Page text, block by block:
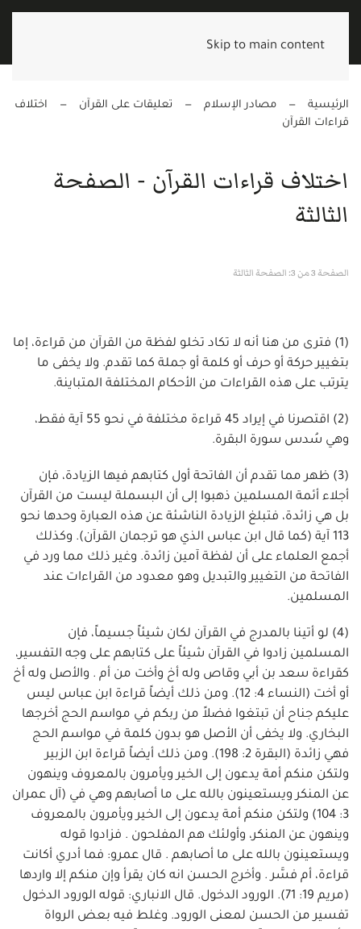
Skip to main content
الرئيسية مصادر الإسلام تعليقات على القرآن
اختلاف
قراءات القرآن
اختلاف قراءات القرآن - الصفحة
الثالثة
الصفحة 3 من 3: الصفحة الثالثة
(1) فترى من هنا أنه لا تكاد تخلو لفظة من القرآن من قراءة، إما
بتغيير حركة أو حرف أو كلمة أو جملة كما تقدم. ولا يخفى ما
يترتب على هذه القراءات من الأحكام المختلفة المتباينة.
(2) اقتصرنا في إيراد 45 قراءة مختلفة في نحو 55 آية فقط،
وهي سُدس سورة البقرة.
(3) ظهر مما تقدم أن الفاتحة أول كتابهم فيها الزيادة، فإن
أجلاء أئمة المسلمين ذهبوا إلى أن البسملة ليست من القرآن
بل هي زائدة، فتبلغ الزيادة الناشئة عن هذه العبارة وحدها نحو
113 آية (كما قال ابن عباس الذي هو ترجمان القرآن). وكذلك
أجمع العلماء على أن لفظة آمين زائدة. وغير ذلك مما ورد في
الفاتحة من التغيير والتبديل وهو معدود من القراءات عند
المسلمين.
(4) لو أتينا بالمدرج في القرآن لكان شيئاً جسيماً، فإن
المسلمين زادوا في القرآن شيئاً على كتابهم على وجه التفسير،
كقراءة سعد بن أبي وقاص وله أخ وأخت من أم . والأصل وله أخ
أو أخت (النساء 4: 12). ومن ذلك أيضاً قراءة ابن عباس ليس
عليكم جناح أن تبتغوا فضلاً من ربكم في مواسم الحج أخرجها
البخاري. ولا يخفى أن الأصل هو بدون كلمة في مواسم الحج
فهي زائدة (البقرة 2: 198). ومن ذلك أيضاً قراءة ابن الزبير
ولتكن منكم أمة يدعون إلى الخير ويأمرون بالمعروف وينهون
عن المنكر ويستعينون بالله على ما أصابهم وهي في (آل عمران
3: 104) ولتكن منكم أمة يدعون إلى الخير ويأمرون بالمعروف
وينهون عن المنكر، وأولئك هم المفلحون . فزادوا قوله
ويستعينون بالله على ما أصابهم . قال عمرو: فما أدري أكانت
قراءة، أم فسَّر . وأخرج الحسن انه كان يقرأ وإن منكم إلا واردها
(مريم 19: 71). الورود الدخول. قال الانباري: قوله الورود الدخول
تفسير من الحسن لمعنى الورود. وغلط فيه بعض الرواة